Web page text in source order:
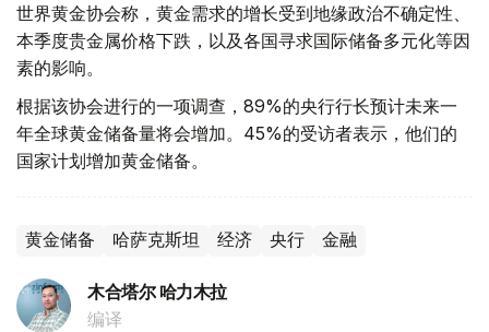
世界黄金协会称，黄金需求的增长受到地缘政治不确定性、
本季度贵金属价格下跌，以及各国寻求国际储备多元化等因
素的影响。
根据该协会进行的一项调查，89%的央行行长预计未来一
年全球黄金储备量将会增加。45%的受访者表示，他们的
国家计划增加黄金储备。
黄金储备 哈萨克斯坦 经济 央行 金融
木合塔尔 哈力木拉
编译